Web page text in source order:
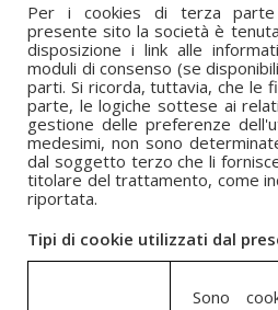
Per i cookies di terza
presente sito la società è
disposizione i link alle
moduli di consenso (se
parti. Si ricorda, tuttavia, che le
parte, le logiche sottese ai
gestione delle preferenze
medesimi, non sono
dal soggetto terzo che li
titolare del trattamento, come
riportata.
Tipi di cookie utilizzati dal
Sono